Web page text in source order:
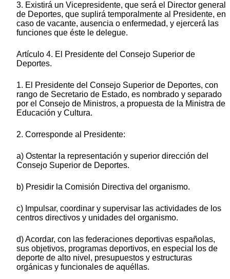
3. Existirá un Vicepresidente, que será el Director general
de Deportes, que suplirá temporalmente al Presidente, en
caso de vacante, ausencia o enfermedad, y ejercerá las
funciones que éste le delegue.
Artículo 4. El Presidente del Consejo Superior de
Deportes.
1. El Presidente del Consejo Superior de Deportes, con
rango de Secretario de Estado, es nombrado y separado
por el Consejo de Ministros, a propuesta de la Ministra de
Educación y Cultura.
2. Corresponde al Presidente:
a) Ostentar la representación y superior dirección del
Consejo Superior de Deportes.
b) Presidir la Comisión Directiva del organismo.
c) Impulsar, coordinar y supervisar las actividades de los
centros directivos y unidades del organismo.
d) Acordar, con las federaciones deportivas españolas,
sus objetivos, programas deportivos, en especial los de
deporte de alto nivel, presupuestos y estructuras
orgánicas y funcionales de aquéllas.